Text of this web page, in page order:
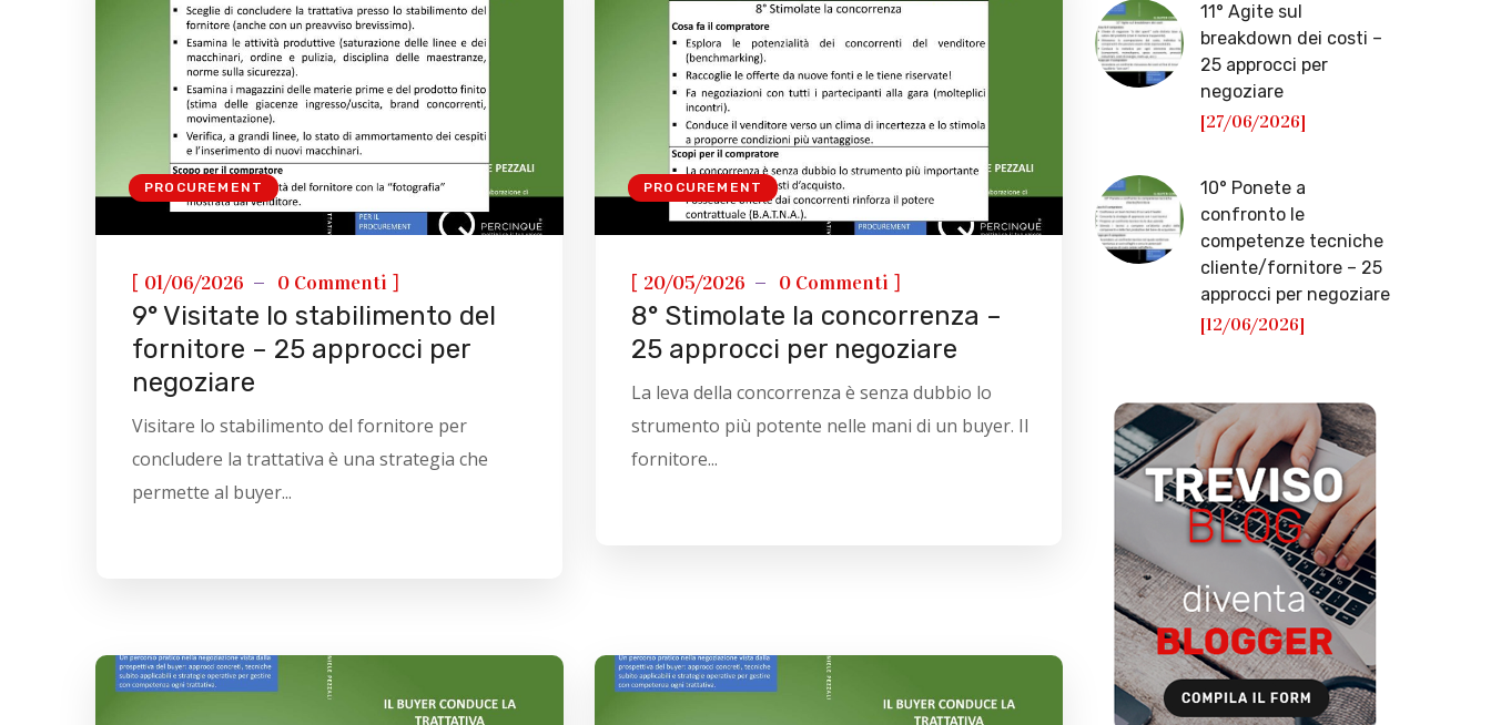
PROCUREMENT
[ 01/06/2026 0 Commenti ]
9° Visitate lo stabilimento del
fornitore – 25 approcci per
negoziare
Visitare lo stabilimento del fornitore per
concludere la trattativa è una strategia che
permette al buyer...
PROCUREMENT
[ 20/05/2026 0 Commenti ]
8° Stimolate la concorrenza –
25 approcci per negoziare
La leva della concorrenza è senza dubbio lo
strumento più potente nelle mani di un buyer. Il
fornitore...
11° Agite sul
breakdown dei costi –
25 approcci per
negoziare
[27/06/2026]
10° Ponete a
confronto le
competenze tecniche
cliente/fornitore – 25
approcci per negoziare
[12/06/2026]